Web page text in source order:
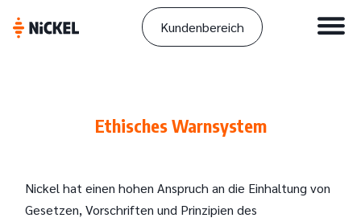
Kundenbereich
Ethisches Warnsystem
Nickel hat einen hohen Anspruch an die Einhaltung von
Gesetzen, Vorschriften und Prinzipien des